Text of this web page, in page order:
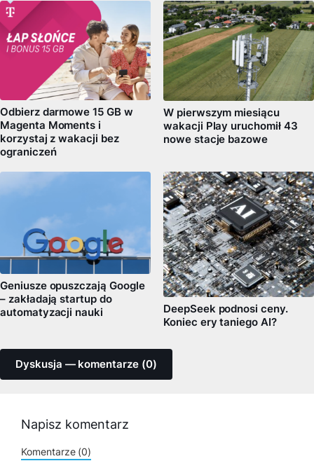
Odbierz darmowe 15 GB w
Magenta Moments i
korzystaj z wakacji bez
ograniczeń
W pierwszym miesiącu
wakacji Play uruchomił 43
nowe stacje bazowe
Geniusze opuszczają Google
– zakładają startup do
automatyzacji nauki
DeepSeek podnosi ceny.
Koniec ery taniego AI?
Dyskusja — komentarze (0)
Napisz komentarz
Komentarze (0)